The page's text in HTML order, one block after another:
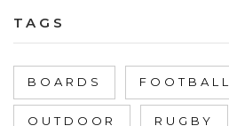
TAGS
BOARDS FOOTBALL
OUTDOOR RUGBY